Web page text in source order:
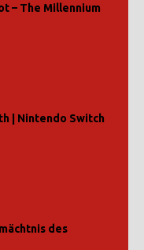
– The Millennium
| Nintendo Switch
des